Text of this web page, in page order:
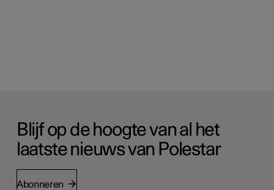
Blijf op de hoogte van al het
laatste nieuws van Polestar
Abonneren